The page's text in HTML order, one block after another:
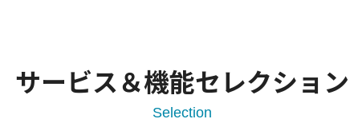
サービス＆機能セレクション